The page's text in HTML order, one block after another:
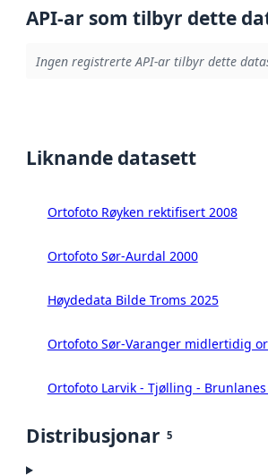
API-ar som tilbyr dette
Ingen registrerte API-ar tilbyr dette
Liknande datasett
Ortofoto Røyken rektifisert 2008
Ortofoto Sør-Aurdal 2000
Høydedata Bilde Troms 2025
Ortofoto Sør-Varanger midlertidig
Ortofoto Larvik - Tjølling - Brunlanes
Distribusjonar 5